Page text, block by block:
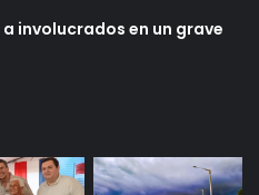
involucrados en un grave